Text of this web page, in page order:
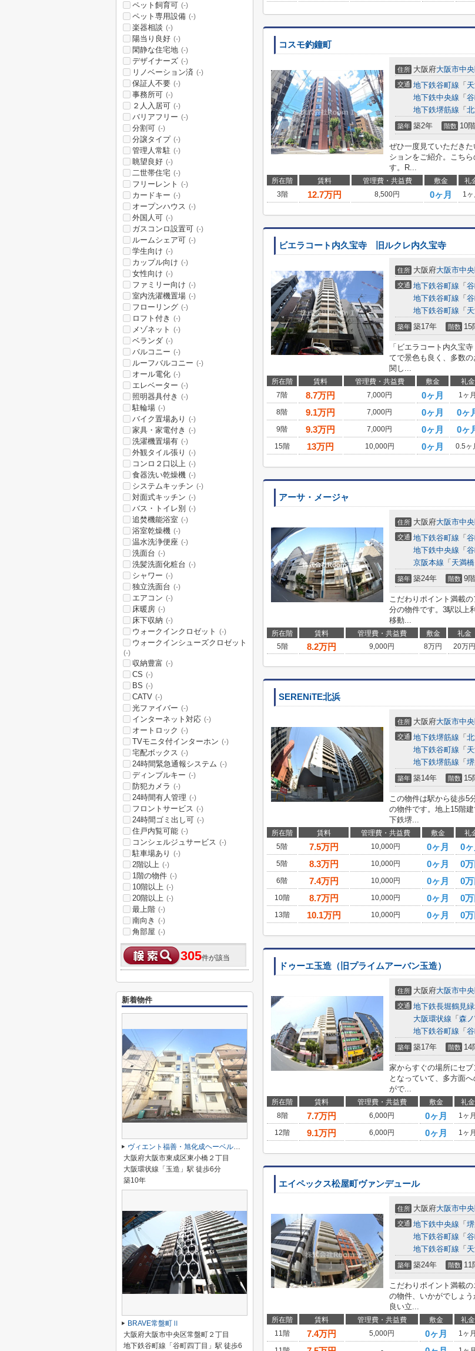
コスモ釣鐘町
住所 大阪府大阪市中
交通 地下鉄谷町線 「
地下鉄中央線 「
地下鉄堺筋線 「
築年 築2年 階数 10
ぜひ一度見ていただき
ションをご紹介。こち
す。R...
所在階 賃料 管理費・共益費 敷金 礼
3階
12.7万円 8,500円 0ヶ月 1ヶ
ビエラコート内久宝寺 旧ルクレ内久宝寺
住所 大阪府大阪市中
交通 地下鉄谷町線 「
地下鉄谷町線 「
地下鉄谷町線 「
築年 築17年 階数 15
「ビエラコート内久宝
てで景色も良く、多数
関し...
所在階 賃料 管理費・共益費 敷金 礼金
7階
8.7万円 7,000円 0ヶ月 1ヶ月
8階
9.1万円 7,000円 0ヶ月 0ヶ
9階
9.3万円 7,000円 0ヶ月 0ヶ
15階
13万円 10,000円 0ヶ月 0.5ヶ
アーサ・メージャ
住所 大阪府大阪市中
交通 地下鉄谷町線 「
地下鉄中央線 「
京阪本線 「 天満橋
築年 築24年 階数 9
こだわりポイント満載
分の物件です。3駅以上
移動...
所在階 賃料 管理費・共益費 敷金 礼金
5階
8.2万円 9,000円 8万円 20万円
SERENiTE北浜
住所 大阪府大阪市中
交通 地下鉄堺筋線 「
地下鉄谷町線 「
地下鉄堺筋線 「
築年 築14年 階数 15
この物件は駅から徒歩5
の物件です。地上15階
下鉄堺...
所在階 賃料 管理費・共益費 敷金 礼
5階
7.5万円 10,000円 0ヶ月 0ヶ
5階
8.3万円 10,000円 0ヶ月 0万
6階
7.4万円 10,000円 0ヶ月 0万
10階
8.7万円 10,000円 0ヶ月 0万
13階
10.1万円 10,000円 0ヶ月 0万
ドゥーエ玉造（旧プライムアーバン玉造）
住所 大阪府大阪市中
交通 地下鉄長堀鶴見
大阪環状線 「 森
地下鉄谷町線 「
築年 築17年 階数 14
家からすぐの場所にセ
となっていて、多方面
がで...
所在階 賃料 管理費・共益費 敷金 礼金
8階
7.7万円 6,000円 0ヶ月 1ヶ月
12階
9.1万円 6,000円 0ヶ月 1ヶ月
エイペックス松屋町ヴァンデュール
住所 大阪府大阪市中
交通 地下鉄中央線 「
地下鉄谷町線 「
地下鉄谷町線 「
築年 築24年 階数 11
こだわりポイント満載
の物件、いかがでしょ
良い立...
所在階 賃料 管理費・共益費 敷金 礼金
11階
7.4万円 5,000円 0ヶ月 1ヶ月
ペット飼育可 (-)
ペット専用設備 (-)
楽器相談 (-)
陽当り良好 (-)
閑静な住宅地 (-)
デザイナーズ (-)
リノベーション済 (-)
保証人不要 (-)
事務所可 (-)
２人入居可 (-)
バリアフリー (-)
分割可 (-)
分譲タイプ (-)
管理人常駐 (-)
眺望良好 (-)
二世帯住宅 (-)
フリーレント (-)
カードキー (-)
オープンハウス (-)
外国人可 (-)
ガスコンロ設置可 (-)
ルームシェア可 (-)
学生向け (-)
カップル向け (-)
女性向け (-)
ファミリー向け (-)
室内洗濯機置場 (-)
フローリング (-)
ロフト付き (-)
メゾネット (-)
ベランダ (-)
バルコニー (-)
ルーフバルコニー (-)
オール電化 (-)
エレベーター (-)
照明器具付き (-)
駐輪場 (-)
バイク置場あり (-)
家具・家電付き (-)
洗濯機置場有 (-)
外観タイル張り (-)
コンロ２口以上 (-)
食器洗い乾燥機 (-)
システムキッチン (-)
対面式キッチン (-)
バス・トイレ別 (-)
追焚機能浴室 (-)
浴室乾燥機 (-)
温水洗浄便座 (-)
洗面台 (-)
洗髪洗面化粧台 (-)
シャワー (-)
独立洗面台 (-)
エアコン (-)
床暖房 (-)
床下収納 (-)
ウォークインクロゼット (-)
ウォークインシューズクロゼット
(-)
収納豊富 (-)
CS (-)
BS (-)
CATV (-)
光ファイバー (-)
インターネット対応 (-)
オートロック (-)
TVモニタ付インターホン (-)
宅配ボックス (-)
24時間緊急通報システム (-)
ディンプルキー (-)
防犯カメラ (-)
24時間有人管理 (-)
フロントサービス (-)
24時間ゴミ出し可 (-)
住戸内覧可能 (-)
コンシェルジュサービス (-)
駐車場あり (-)
2階以上 (-)
1階の物件 (-)
10階以上 (-)
20階以上 (-)
最上階 (-)
南向き (-)
角部屋 (-)
305件が該当
新着物件
ヴィエント福善・旭化成ヘーベルメゾンHEBEL HAUS
大阪府大阪市東成区東小橋２丁目
大阪環状線「玉造」駅 徒歩6分
築10年
BRAVE常盤町Ⅱ
大阪府大阪市中央区常盤町２丁目
地下鉄谷町線「谷町四丁目」駅 徒歩6